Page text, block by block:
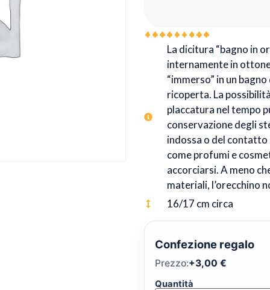
La dicitura “bagno in
internamente in
“immerso” in un
ricoperta. La
placcatura nel tempo
conservazione degli
indossa o del
come profumi e
accorciarsi. A meno
materiali, l’orecchino
16/17 cm circa
Confezione regalo
Prezzo:+3,00€
Quantità